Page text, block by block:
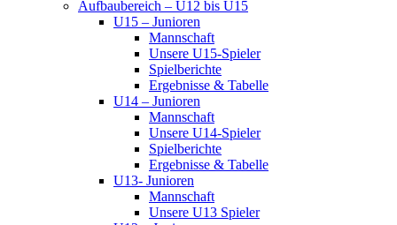
Aufbaubereich – U12 bis U15
U15 – Junioren
Mannschaft
Unsere U15-Spieler
Spielberichte
Ergebnisse & Tabelle
U14 – Junioren
Mannschaft
Unsere U14-Spieler
Spielberichte
Ergebnisse & Tabelle
U13- Junioren
Mannschaft
Unsere U13 Spieler